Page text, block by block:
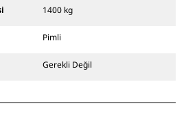
1400 kg
Pimli
Gerekli Değil